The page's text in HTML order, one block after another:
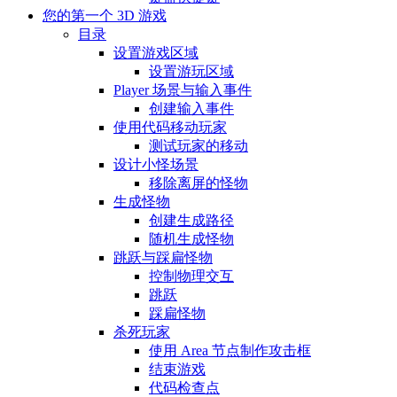
您的第一个 3D 游戏
目录
设置游戏区域
设置游玩区域
Player 场景与输入事件
创建输入事件
使用代码移动玩家
测试玩家的移动
设计小怪场景
移除离屏的怪物
生成怪物
创建生成路径
随机生成怪物
跳跃与踩扁怪物
控制物理交互
跳跃
踩扁怪物
杀死玩家
使用 Area 节点制作攻击框
结束游戏
代码检查点